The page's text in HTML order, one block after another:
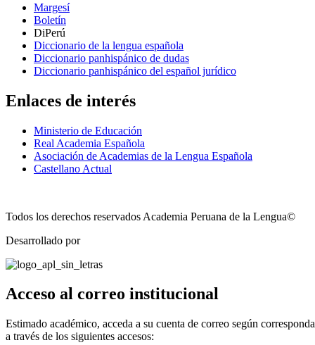
Margesí
Boletín
DiPerú
Diccionario de la lengua española
Diccionario panhispánico de dudas
Diccionario panhispánico del español jurídico
Enlaces de interés
Ministerio de Educación
Real Academia Española
Asociación de Academias de la Lengua Española
Castellano Actual
Todos los derechos reservados Academia Peruana de la Lengua©
Desarrollado por
Acceso al correo institucional
Estimado académico, acceda a su cuenta de correo según corresponda
a través de los siguientes accesos: